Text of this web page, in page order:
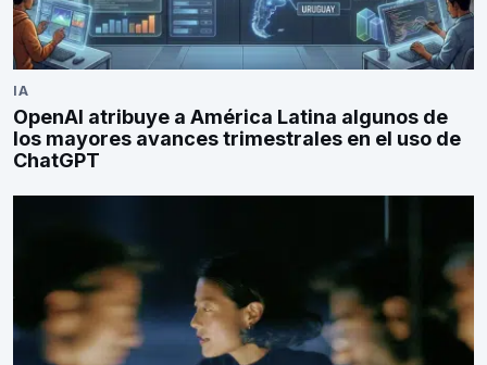
IA
OpenAI atribuye a América Latina algunos de
los mayores avances trimestrales en el uso de
ChatGPT